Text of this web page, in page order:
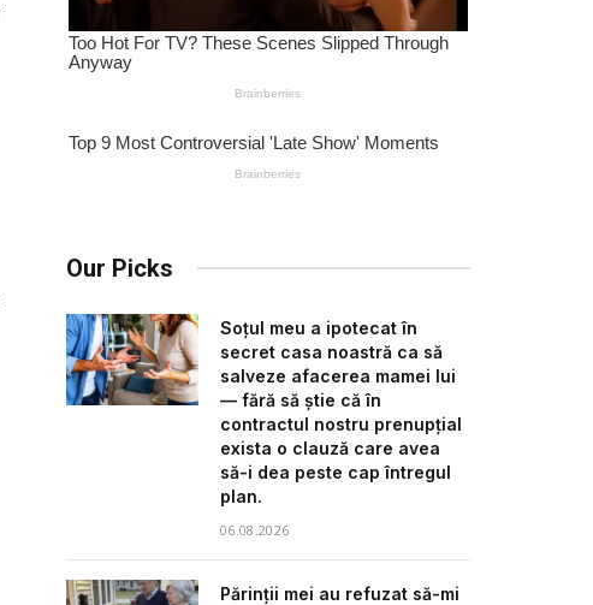
Our Picks
Soțul meu a ipotecat în
secret casa noastră ca să
salveze afacerea mamei lui
— fără să știe că în
contractul nostru prenupțial
exista o clauză care avea
să-i dea peste cap întregul
plan.
06.08.2026
Părinții mei au refuzat să-mi